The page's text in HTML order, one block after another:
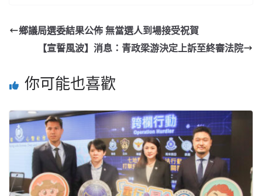
鄉議局選委結果公佈 無當選人到場接受祝賀
【宣誓風波】消息：青政梁游決定上訴至終審法院
你可能也喜歡